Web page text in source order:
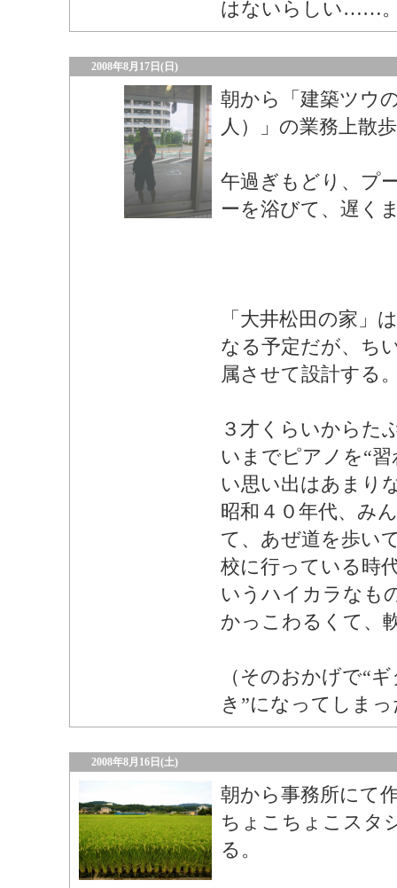
はないらしい……
2008年8月17日(日)
朝から「建築ツウ
人）」の業務上散
午過ぎもどり、プ
ーを浴びて、遅く
「大井松田の家」
なる予定だが、ち
属させて設計する
３才くらいからた
いまでピアノを“
い思い出はあまり
昭和４０年代、み
て、あぜ道を歩い
校に行っている時
いうハイカラなも
かっこわるくて、
（そのおかげで“
き”になってしま
2008年8月16日(土)
朝から事務所にて
ちょこちょこスタ
る。